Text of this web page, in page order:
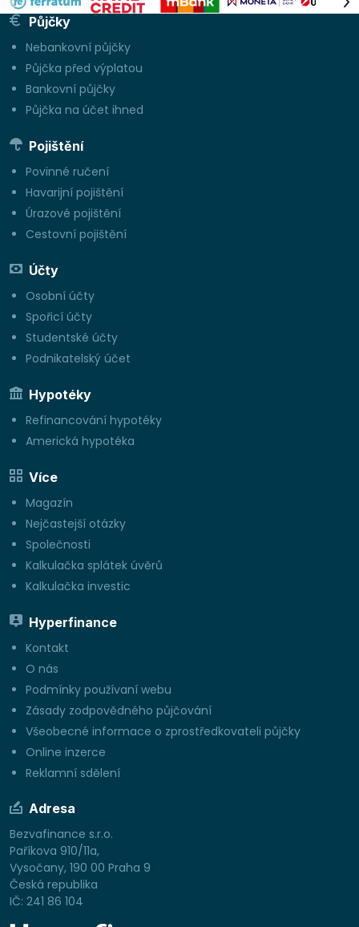
Půjčky
Nebankovní půjčky
Půjčka před výplatou
Bankovní půjčky
Půjčka na účet ihned
Pojištění
Povinné ručení
Havarijní pojištění
Úrazové pojištění
Cestovní pojištění
Účty
Osobní účty
Spořicí účty
Studentské účty
Podnikatelský účet
Hypotéky
Refinancování hypotéky
Americká hypotéka
Více
Magazín
Nejčastejší otázky
Společnosti
Kalkulačka splátek úvěrů
Kalkulačka investic
Hyperfinance
Kontakt
O nás
Podmínky používaní webu
Zásady zodpovědného půjčování
Všeobecné informace o zprostředkovateli půjčky
Online inzerce
Reklamní sdělení
Adresa
Bezvafinance s.r.o.
Paříkova 910/11a,
Vysočany, 190 00 Praha 9
Česká republika
IČ: 241 86 104